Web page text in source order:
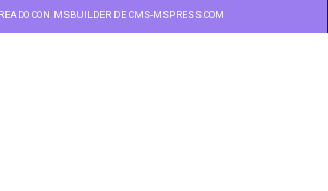
CON MSBUILDER DE CMS-MSPRESS.COM